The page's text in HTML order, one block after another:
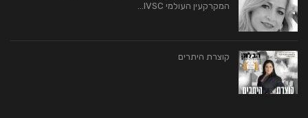
המקרקעין העולמי IVSC…
קוצרת היתרים